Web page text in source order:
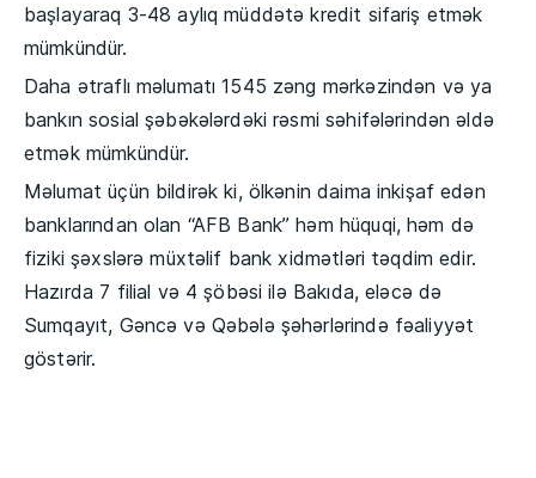
başlayaraq 3-48 aylıq müddətə kredit sifariş etmək
mümkündür.
Daha ətraflı məlumatı 1545 zəng mərkəzindən və ya
bankın sosial şəbəkələrdəki rəsmi səhifələrindən əldə
etmək mümkündür.
Məlumat üçün bildirək ki, ölkənin daima inkişaf edən
banklarından olan “AFB Bank” həm hüquqi, həm də
fiziki şəxslərə müxtəlif bank xidmətləri təqdim edir.
Hazırda 7 filial və 4 şöbəsi ilə Bakıda, eləcə də
Sumqayıt, Gəncə və Qəbələ şəhərlərində fəaliyyət
göstərir.